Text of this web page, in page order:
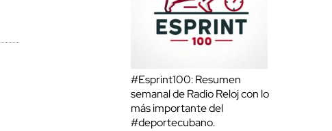
#Esprint100: Resumen
semanal de Radio Reloj con lo
más importante del
#deportecubano.